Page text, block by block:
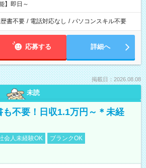
】即日～
書不要 / 電話対応なし / パソコンスキル不要
応募する 詳細へ
掲載日：2026.08.08
未読
不要！日収1.1万円～＊未経
会人未経験OK
ブランクOK